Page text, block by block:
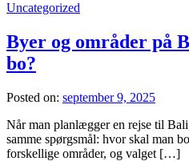
Uncategorized
Byer og områder på
bo?
Posted on: september 9, 2025
Når man planlægger en rejse til
samme spørgsmål: hvor skal man
forskellige områder, og valget […]